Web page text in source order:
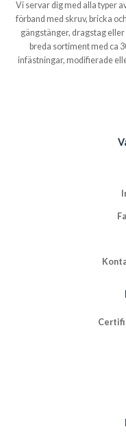
Vi servar dig med alla typer
förband med skruv, bricka
gängstänger, dragstag
breda sortiment med ca
infästningar, modifierade